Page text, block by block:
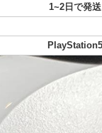
目立った
らくら